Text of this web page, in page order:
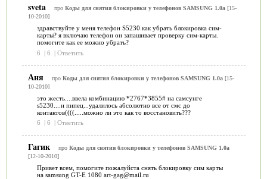
sveta про Коды для снятия блокировки у телефонов SAMSUNG 1.0a[15-
10-2010]
здравствуйте у меня телефон S5230.как убрать блокировка сим-
карты? я включаю телефон он запашивает проверку сим-карты.
помогите как ее можно убрать?
6
| 6 | Ответить
Аня про Коды для снятия блокировки у телефонов SAMSUNG 1.0a[15-
10-2010]
это жесть....ввела комбинацию *2767*3855# на самсунге
s5230....и пипец...удалилось абсолютно все от смс до
контактов((((.....можно ли это как то восстановить???
6
| 6 | Ответить
Гагик про Коды для снятия блокировки у телефонов SAMSUNG 1.0a
[12-10-2010]
Привет всем, помогите пожалуйста снять блокировку сим карты
на samsung GT-E 1080 art-gag@mail.ru